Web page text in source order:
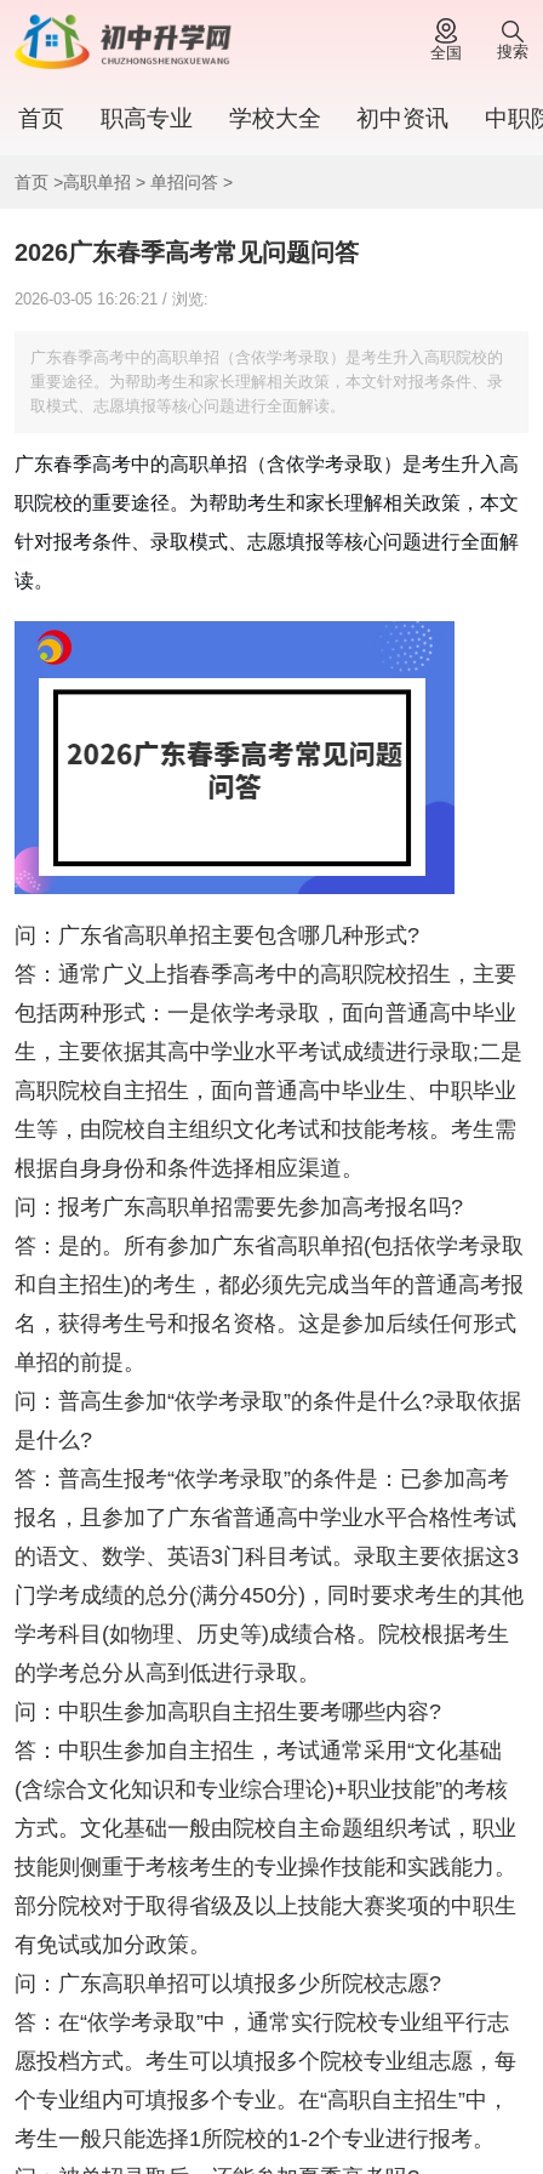
全国 搜索
首页 职高专业 学校大全 初中资讯 中职
首页 >高职单招 > 单招问答>
2026广东春季高考常见问题问答
2026-03-05 16:26:21 / 浏览:
广东春季高考中的高职单招（含依学考录取）是考生升入高职院校的
重要途径。为帮助考生和家长理解相关政策，本文针对报考条件、录
取模式、志愿填报等核心问题进行全面解读。
广东春季高考中的高职单招（含依学考录取）是考生升入高
职院校的重要途径。为帮助考生和家长理解相关政策，本文
针对报考条件、录取模式、志愿填报等核心问题进行全面解
读。
问：广东省高职单招主要包含哪几种形式?
答：通常广义上指春季高考中的高职院校招生，主要
包括两种形式：一是依学考录取，面向普通高中毕业
生，主要依据其高中学业水平考试成绩进行录取;二是
高职院校自主招生，面向普通高中毕业生、中职毕业
生等，由院校自主组织文化考试和技能考核。考生需
根据自身身份和条件选择相应渠道。
问：报考广东高职单招需要先参加高考报名吗?
答：是的。所有参加广东省高职单招(包括依学考录取
和自主招生)的考生，都必须先完成当年的普通高考报
名，获得考生号和报名资格。这是参加后续任何形式
单招的前提。
问：普高生参加“依学考录取”的条件是什么?录取依据
是什么?
答：普高生报考“依学考录取”的条件是：已参加高考
报名，且参加了广东省普通高中学业水平合格性考试
的语文、数学、英语3门科目考试。录取主要依据这3
门学考成绩的总分(满分450分)，同时要求考生的其他
学考科目(如物理、历史等)成绩合格。院校根据考生
的学考总分从高到低进行录取。
问：中职生参加高职自主招生要考哪些内容?
答：中职生参加自主招生，考试通常采用“文化基础
(含综合文化知识和专业综合理论)+职业技能”的考核
方式。文化基础一般由院校自主命题组织考试，职业
技能则侧重于考核考生的专业操作技能和实践能力。
部分院校对于取得省级及以上技能大赛奖项的中职生
有免试或加分政策。
问：广东高职单招可以填报多少所院校志愿?
答：在“依学考录取”中，通常实行院校专业组平行志
愿投档方式。考生可以填报多个院校专业组志愿，每
个专业组内可填报多个专业。在“高职自主招生”中，
考生一般只能选择1所院校的1-2个专业进行报考。